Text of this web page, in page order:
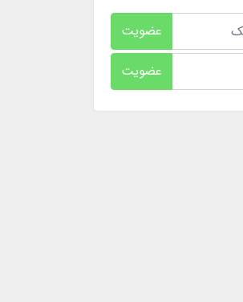
عضویت
عضویت